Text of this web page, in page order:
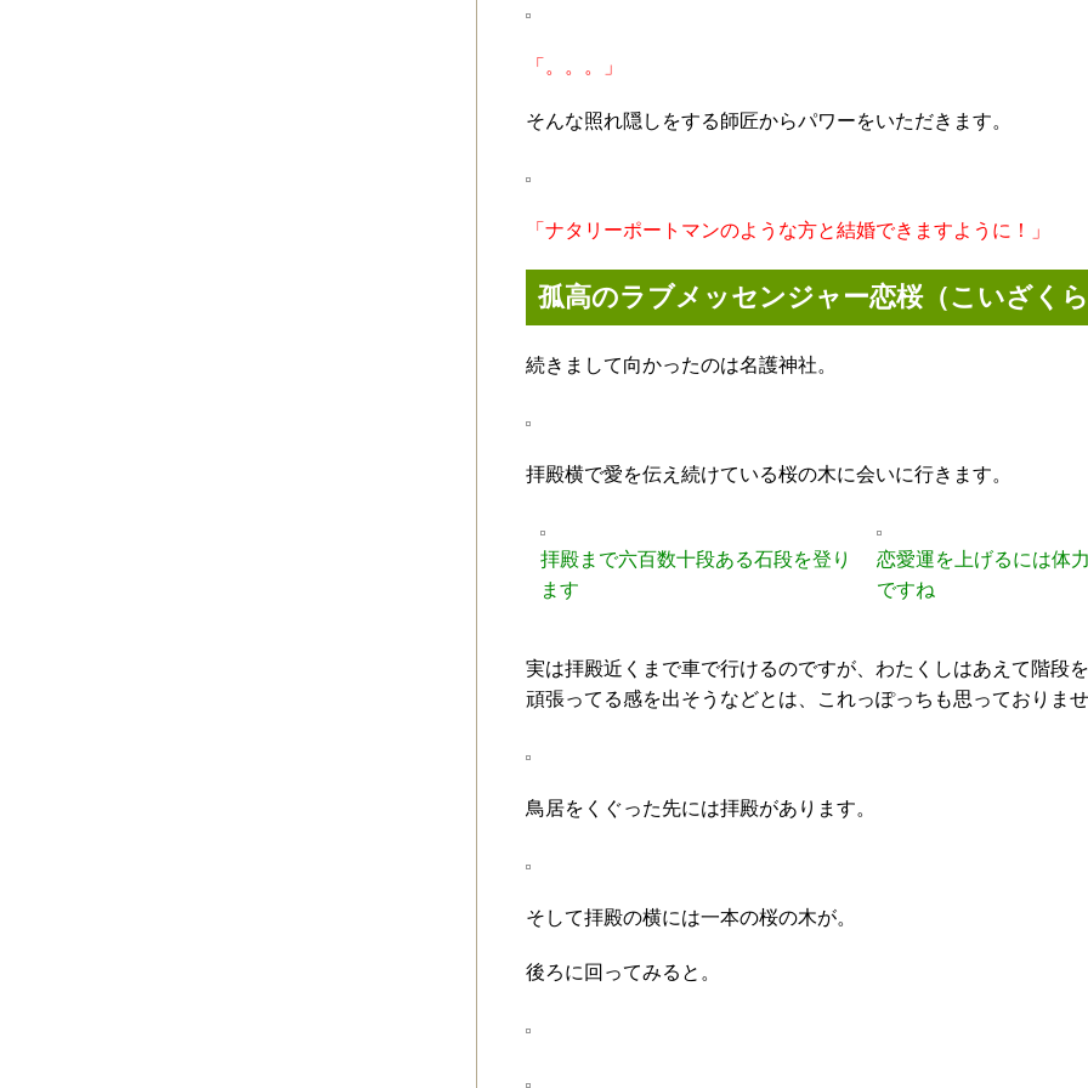
「。。。」
そんな照れ隠しをする師匠からパワーをいただきます。
「ナタリーポートマンのような方と結婚できますように！」
孤高のラブメッセンジャー恋桜（こいざく
続きまして向かったのは名護神社。
拝殿横で愛を伝え続けている桜の木に会いに行きます。
拝殿まで六百数十段ある石段を登り
ます
恋愛運を上げるには体
ですね
実は拝殿近くまで車で行けるのですが、わたくしはあえて階段
頑張ってる感を出そうなどとは、これっぽっちも思っておりま
鳥居をくぐった先には拝殿があります。
そして拝殿の横には一本の桜の木が。
後ろに回ってみると。